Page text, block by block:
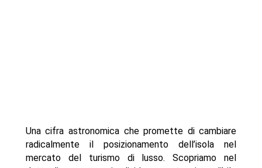
Una cifra astronomica che promette di cambiare
radicalmente il posizionamento dell’isola nel
mercato del turismo di lusso. Scopriamo nel